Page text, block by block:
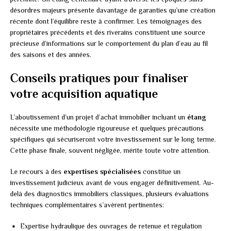
désordres majeurs présente davantage de garanties qu’une création
récente dont l’équilibre reste à confirmer. Les témoignages des
propriétaires précédents et des riverains constituent une source
précieuse d’informations sur le comportement du plan d’eau au fil
des saisons et des années.
Conseils pratiques pour finaliser
votre acquisition aquatique
L’aboutissement d’un projet d’achat immobilier incluant un étang
nécessite une méthodologie rigoureuse et quelques précautions
spécifiques qui sécuriseront votre investissement sur le long terme.
Cette phase finale, souvent négligée, mérite toute votre attention.
Le recours à des expertises spécialisées constitue un
investissement judicieux avant de vous engager définitivement. Au-
delà des diagnostics immobiliers classiques, plusieurs évaluations
techniques complémentaires s’avèrent pertinentes:
Expertise hydraulique des ouvrages de retenue et régulation